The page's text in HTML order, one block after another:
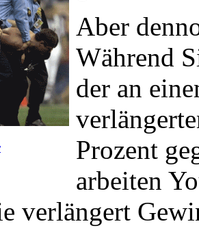
Aber
Während
der an
Prozent
arbeiten
verlängert